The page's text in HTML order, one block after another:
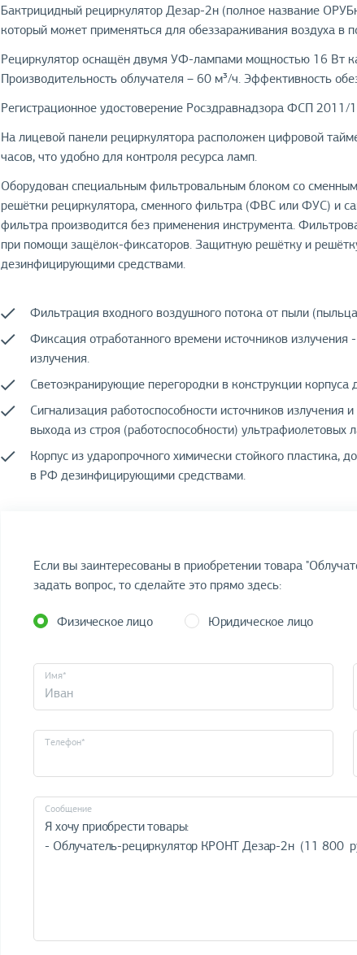
Бактрицидный рециркулятор Дезар-2н (полное название
который может применяться для обеззараживания воздуха в
Рециркулятор оснащён двумя УФ-лампами мощностью 16 Вт
Производительность облучателя – 60 м³/ч. Эффективность
Регистрационное удостоверение Росздравнадзора ФСП
На лицевой панели рециркулятора расположен цифровой
часов, что удобно для контроля ресурса ламп.
Оборудован специальным фильтровальным блоком со
решётки рециркулятора, сменного фильтра (ФВС или ФУС) и
фильтра производится без применения инструмента.
при помощи защёлок-фиксаторов. Защитную решётку и
дезинфицирующими средствами.
Фильтрация входного воздушного потока от пыли
Фиксация отработанного времени источников
излучения.
Светоэкранирующие перегородки в конструкции
Сигнализация работоспособности источников излучения
выхода из строя (работоспособности) ультрафиолетовых
Корпус из ударопрочного химически стойкого
в РФ дезинфицирующими средствами.
Если вы заинтересованы в приобретении товара
задать вопрос, то сделайте это прямо здесь:
Физическое лицо Юридическое лицо
Имя*
Телефон*
Cообщение